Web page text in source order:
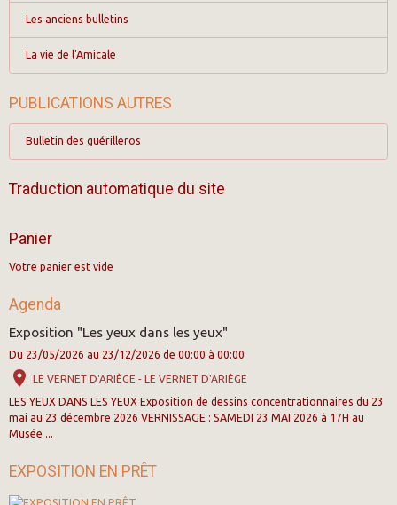
Les anciens bulletins
La vie de l'Amicale
PUBLICATIONS AUTRES
Bulletin des guérilleros
Traduction automatique du site
Panier
Votre panier est vide
Agenda
Exposition "Les yeux dans les yeux"
Du 23/05/2026 au 23/12/2026 de 00:00 à 00:00
LE VERNET D'ARIÈGE - LE VERNET D'ARIÈGE
LES YEUX DANS LES YEUX Exposition de dessins concentrationnaires du 23
mai au 23 décembre 2026 VERNISSAGE : SAMEDI 23 MAI 2026 à 17H au
Musée ...
EXPOSITION EN PRÊT